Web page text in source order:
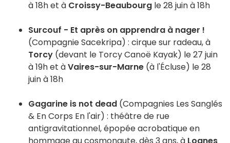
à 18h et à Croissy-Beaubourg le 28 juin à 18h
Surcouf - Et après on apprendra à nager !
(Compagnie Sacekripa) : cirque sur radeau, à
Torcy (devant le Torcy Canoë Kayak) le 27 juin
à 19h et àVaires-sur-Marne (à l'Écluse) le 28
juin à 18h
Gagarine is not dead (Compagnies Les Sanglés
& En Corps En l'air) : théâtre de rue
antigravitationnel, épopée acrobatique en